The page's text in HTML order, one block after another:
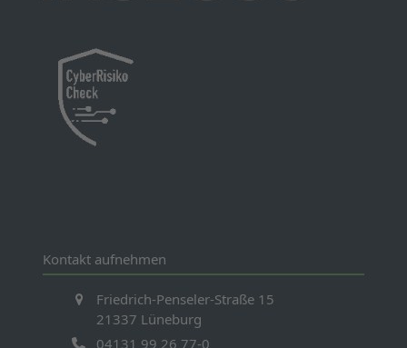
Kontakt aufnehmen
Friedrich-Penseler-Straße 15
21337 Lüneburg
04131 99 26 77-0